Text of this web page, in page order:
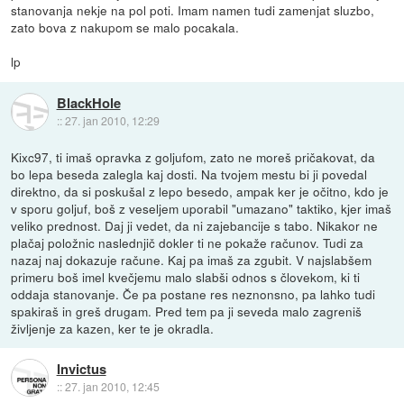
stanovanja nekje na pol poti. Imam namen tudi zamenjat sluzbo,
zato bova z nakupom se malo pocakala.
lp
BlackHole
::27. jan 2010, 12:29
Kixc97, ti imaš opravka z goljufom, zato ne moreš pričakovat, da
bo lepa beseda zalegla kaj dosti. Na tvojem mestu bi ji povedal
direktno, da si poskušal z lepo besedo, ampak ker je očitno, kdo je
v sporu goljuf, boš z veseljem uporabil "umazano" taktiko, kjer imaš
veliko prednost. Daj ji vedet, da ni zajebancije s tabo. Nikakor ne
plačaj položnic naslednjič dokler ti ne pokaže računov. Tudi za
nazaj naj dokazuje račune. Kaj pa imaš za zgubit. V najslabšem
primeru boš imel kvečjemu malo slabši odnos s človekom, ki ti
oddaja stanovanje. Če pa postane res neznonsno, pa lahko tudi
spakiraš in greš drugam. Pred tem pa ji seveda malo zagreniš
življenje za kazen, ker te je okradla.
Invictus
::27. jan 2010, 12:45